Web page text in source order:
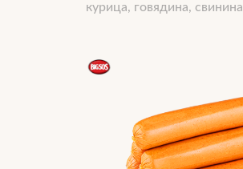
курица, говядина, свинина